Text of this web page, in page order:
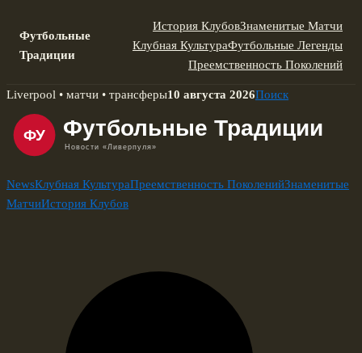
Футбольные
Традиции
История КлубовЗнаменитые Матчи
Клубная КультураФутбольные Легенды
Преемственность Поколений
Skip
content
Liverpool • матчи • трансферы10 августа 2026Поиск
NewsКлубная КультураПреемственность ПоколенийЗнаменитые
МатчиИстория Клубов